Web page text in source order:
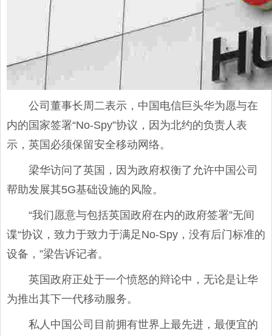
公司董事长周二表示，中国电信巨头华为愿与在
内的国家签署“No-Spy”协议，因为北约的负责人表
示，英国必须保留安全移动网络。
梁华访问了英国，因为政府权衡了允许中国公司
帮助发展其5G基础设施的风险。
“我们愿意与包括英国政府在内的政府签署”无间
谍“协议，致力于致力于满足No-Spy，没有后门标准的
设备，”梁告诉记者。
英国政府正处于一个愤怒的辩论中，无论是让华
为推出其下一代移动服务。
私人中国公司目前拥有世界上最先进，最便宜的